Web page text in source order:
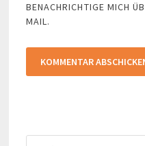
BENACHRICHTIGE MICH
MAIL.